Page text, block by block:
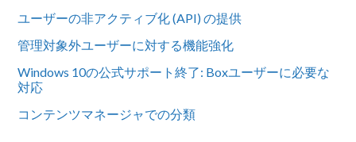
ユーザーの非アクティブ化 (API) の提供
管理対象外ユーザーに対する機能強化
Windows 10の公式サポート終了: Boxユーザーに必要な
対応
コンテンツマネージャでの分類